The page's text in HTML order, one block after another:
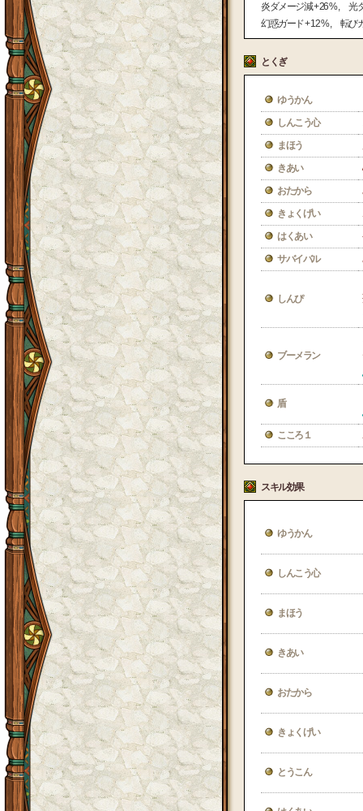
炎ダメージ減+ 26 %
光
幻惑ガード+ 12 % 転び
とくぎ
ゆうかん
しんこう心
まほう
きあい
おたから
きょくげい
はくあい
サバイバル
しんぴ
ブーメラン
盾
こころ１
スキル効果
ゆうかん
しんこう心
まほう
きあい
おたから
きょくげい
とうこん